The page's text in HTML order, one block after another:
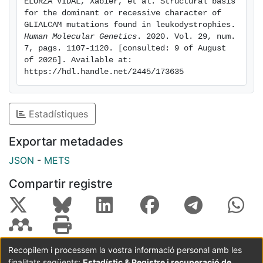
domain, which can occur between GlialCAM molecules
present in the same cell (cis) or present in
neighbouring cells (trans). Our results provide a
framework that can be used to understand the
molecular basis of pathogenesis of all identified
GLIALCAM mutations.
for the dominant or recessive character of
Human Molecular Genetics . 2020. Vol. 29, num.
7, pags. 1107-1120. [consulted: 9 of August
of 2026]. Available at:
https://hdl.handle.net/2445/173635
Estadístiques
Exportar metadades
JSON - METS
Compartir registre
Coordinació:CRAI UB Avís legal Metadades
Recopilem i processem la vostra informació personal amb les